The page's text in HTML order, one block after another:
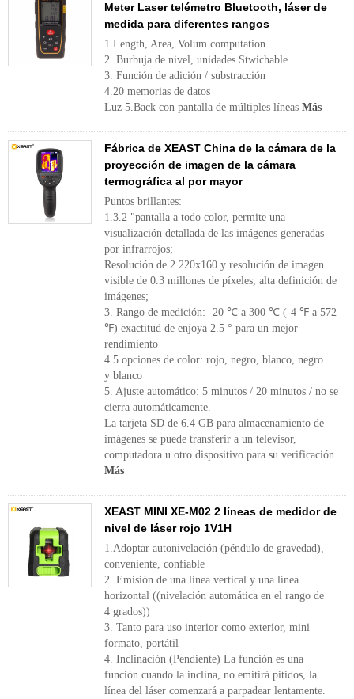
Meter Laser telémetro Bluetooth, láser de
medida para diferentes rangos
1.Length, Area, Volum computation
2. Burbuja de nivel, unidades Stwichable
3. Función de adición / substracción
4.20 memorias de datos
Luz 5.Back con pantalla de múltiples líneas Más
Fábrica de XEAST China de la cámara de la
proyección de imagen de la cámara
termográfica al por mayor
Puntos brillantes:
1.3.2 "pantalla a todo color, permite una
visualización detallada de las imágenes generadas
por infrarrojos;
Resolución de 2.220x160 y resolución de imagen
visible de 0.3 millones de píxeles, alta definición de
imágenes;
3. Rango de medición: -20 ℃ a 300 ℃ (-4 ℉ a 572
℉) exactitud de enjoya 2.5 ° para un mejor
rendimiento
4.5 opciones de color: rojo, negro, blanco, negro
y blanco
5. Ajuste automático: 5 minutos / 20 minutos / no se
cierra automáticamente.
La tarjeta SD de 6.4 GB para almacenamiento de
imágenes se puede transferir a un televisor,
computadora u otro dispositivo para su verificación.
Más
XEAST MINI XE-M02 2 líneas de medidor de
nivel de láser rojo 1V1H
1.Adoptar autonivelación (péndulo de gravedad),
conveniente, confiable
2. Emisión de una línea vertical y una línea
horizontal ((nivelación automática en el rango de
4 grados))
3. Tanto para uso interior como exterior, mini
formato, portátil
4. Inclinación (Pendiente) La función es una
función cuando la inclina, no emitirá pitidos, la
línea del láser comenzará a parpadear lentamente.